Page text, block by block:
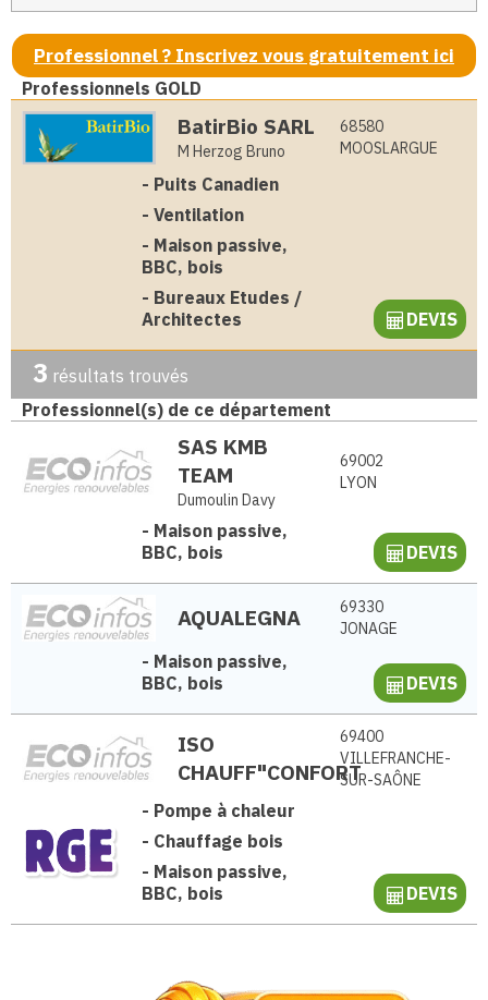
Professionnel ? Inscrivez vous gratuitement ici
Professionnels GOLD
BatirBio SARL
M Herzog Bruno
68580
MOOSLARGUE
- Puits Canadien
- Ventilation
- Maison passive,
BBC, bois
- Bureaux Etudes /
Architectes
DEVIS
3 résultats trouvés
Professionnel(s) de ce département
SAS KMB
TEAM
Dumoulin Davy
69002
LYON
- Maison passive,
BBC, bois
DEVIS
AQUALEGNA
69330
JONAGE
- Maison passive,
BBC, bois
DEVIS
ISO
CHAUFF"CONFORT
69400
VILLEFRANCHE-
SUR-SAÔNE
- Pompe à chaleur
- Chauffage bois
- Maison passive,
BBC, bois
DEVIS